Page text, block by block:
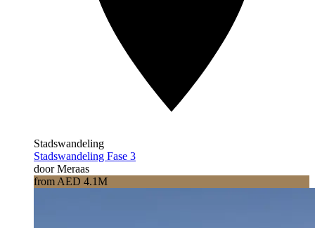
Stadswandeling
Stadswandeling Fase 3
door Meraas
from AED 4.1M